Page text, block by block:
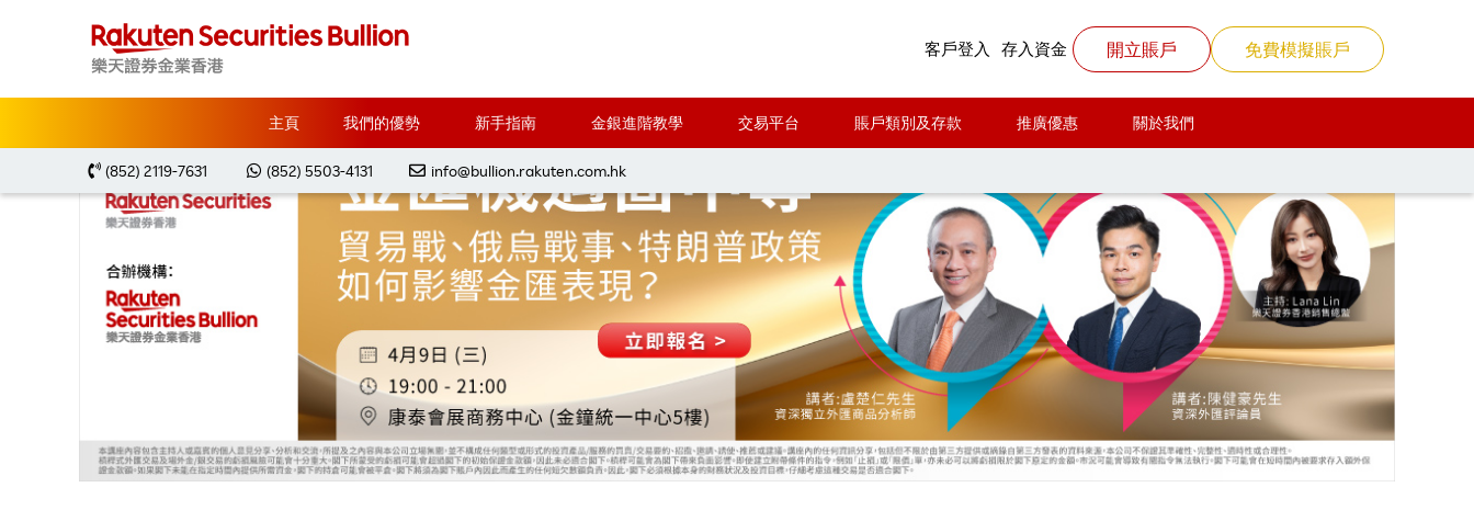
客戶登入 存入資金 開立賬戶 免費模擬賬戶
主頁 我們的優勢 新手指南 金銀進階教學 交易平台 賬戶類別及存款 推廣優惠 關於我們
(852) 2119-7631 (852) 5503-4131 info@bullion.rakuten.com.hk
主頁 推廣優惠 「金匯機遇箇中尋」研討會